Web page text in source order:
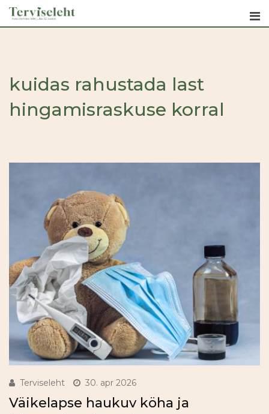
Skip
kuidas rahustada last
hingamisraskuse korral
Terviseleht 30. apr 2026
Väikelapse haukuv köha ja